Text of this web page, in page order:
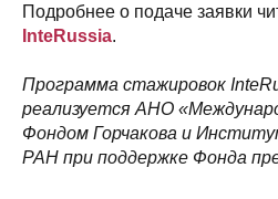
Подробнее о подаче заявки
InteRussia.
Программа стажировок
реализуется АНО
Фондом Горчакова и
РАН при поддержке Фонда